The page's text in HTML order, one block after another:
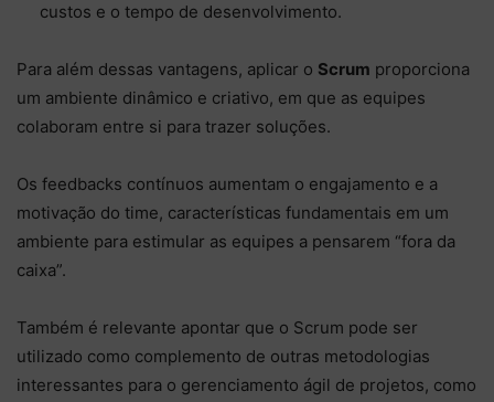
custos e o tempo de desenvolvimento.
Para além dessas vantagens, aplicar o Scrum proporciona
um ambiente dinâmico e criativo, em que as equipes
colaboram entre si para trazer soluções.
Os feedbacks contínuos aumentam o engajamento e a
motivação do time, características fundamentais em um
ambiente para estimular as equipes a pensarem “fora da
caixa”.
Também é relevante apontar que o Scrum pode ser
utilizado como complemento de outras metodologias
interessantes para o gerenciamento ágil de projetos, como